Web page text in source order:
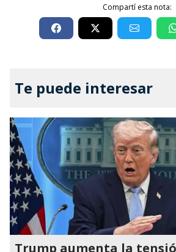
Compartí esta nota:
Te puede interesar
Trump aumenta la